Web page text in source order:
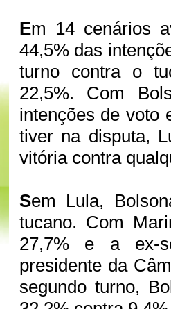
Em 14 cenários
44,5% das
turno contra o
22,5%. Com
intenções de voto
tiver na disputa,
vitória contra
Sem Lula,
tucano. Com
27,7% e a ex-
presidente da
segundo turno,